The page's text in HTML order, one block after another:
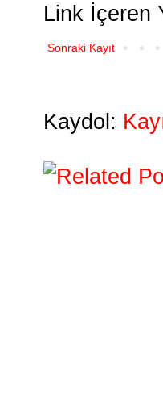
Link İçeren
Sonraki Kayıt
Kaydol: